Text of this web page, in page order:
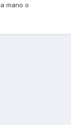
mano o